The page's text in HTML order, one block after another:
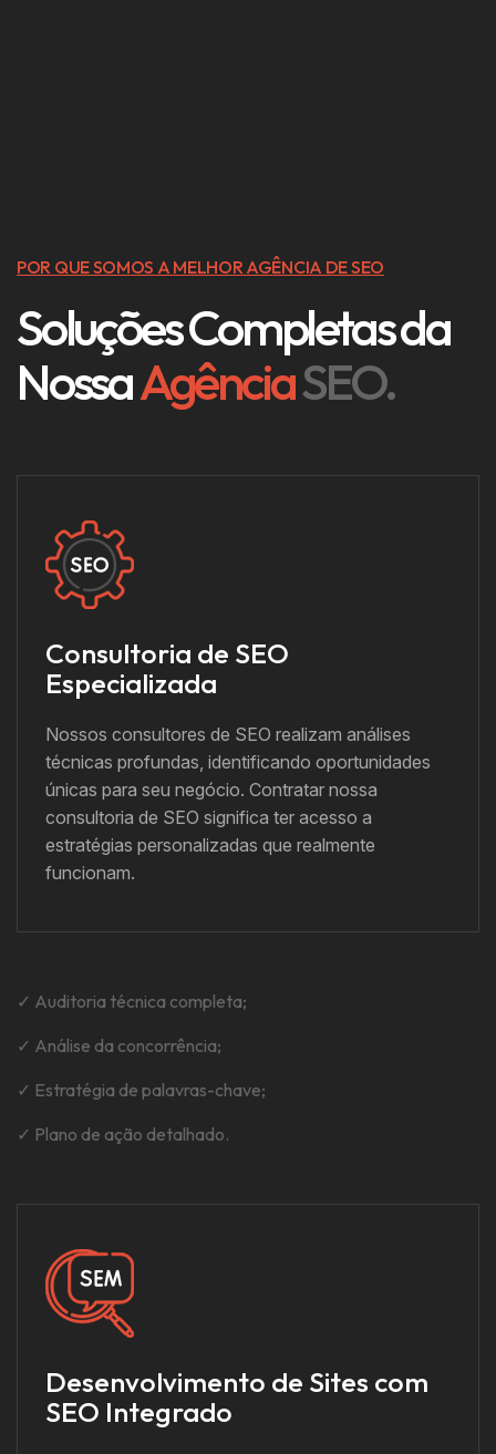
POR QUE SOMOS A MELHOR AGÊNCIA DE SEO
Soluções Completas da
NossaAgênciaSEO.
Consultoria de SEO
Especializada
Nossos consultores de SEO realizam análises
técnicas profundas, identificando oportunidades
únicas para seu negócio. Contratar nossa
consultoria de SEO significa ter acesso a
estratégias personalizadas que realmente
funcionam.
✓ Auditoria técnica completa;
✓ Análise da concorrência;
✓ Estratégia de palavras-chave;
✓ Plano de ação detalhado.
Desenvolvimento de Sites com
SEO Integrado